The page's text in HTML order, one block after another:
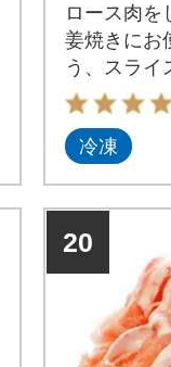
ロース肉を
姜焼きにお
う、スライ
たします。
冷凍
20